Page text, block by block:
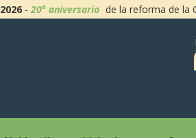
2026 -20° aniversario de la reforma de la